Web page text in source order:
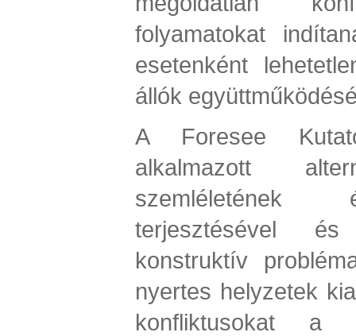
folyamatokat
esetenként
állók
A Foresee
alkalmazott
szemléletének
terjesztésével
konstruktív
nyertes helyzetek
konfliktusokat a